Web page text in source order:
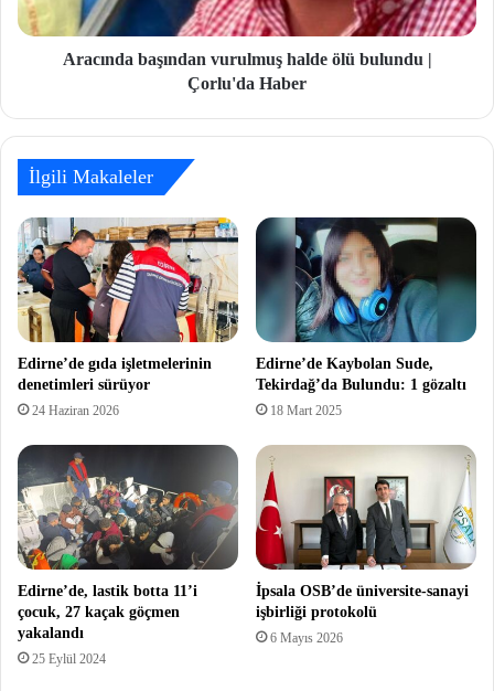
Aracında başından vurulmuş halde ölü bulundu |
Çorlu'da Haber
İlgili Makaleler
Edirne’de gıda işletmelerinin
denetimleri sürüyor
24 Haziran 2026
Edirne’de Kaybolan Sude,
Tekirdağ’da Bulundu: 1 gözaltı
18 Mart 2025
Edirne’de, lastik botta 11’i
çocuk, 27 kaçak göçmen
yakalandı
25 Eylül 2024
İpsala OSB’de üniversite-sanayi
işbirliği protokolü
6 Mayıs 2026